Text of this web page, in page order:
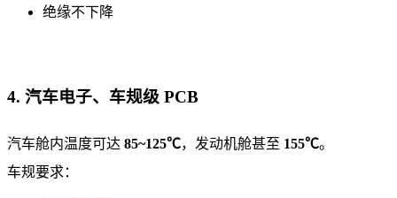
绝缘不下降
4. 汽车电子、车规级 PCB
汽车舱内温度可达 85~125℃，发动机舱甚至 155℃。
车规要求：